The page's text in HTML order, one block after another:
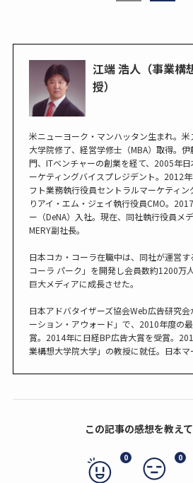
江端 浩人（事業構
授）
米ニューヨーク・マンハッタン生まれ。
大学院修了、経営学修士（MBA）取得。
門、ITベンチャーの創業を経て、2005年
ーケティングバイスプレジデント。2012
フト業務執行役員セントラルマーケティ
りアイ・エム・ジェイ執行役員CMO。
ー（DeNA）入社。現在、同社執行役員メ
MERY副社長。
日本コカ・コーラ在職中は、同社が運営す
コーラ パーク」を開発し会員数約1200万
巨大メディアに成長させた。
日本アドバタイザーズ協会Web広告研究
ーション・アウォード」で、2010年度の
賞。2014年に日経BP広告大賞を受賞。
業構想大学院大学」の教授に就任。日本マ
この記事の感想を教えて
0 0